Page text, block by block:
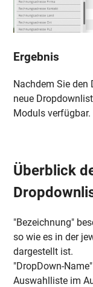
Ergebnis
Nachdem Sie den
neue
Moduls verfügbar.
Überblick
"Bezeichnung"
so wie es in der
dargestellt ist.
"DropDown-
Auswahlliste im